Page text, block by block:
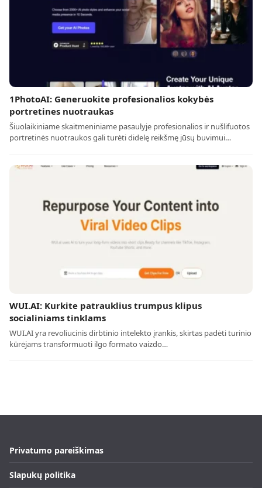
1PhotoAI: Generuokite profesionalios kokybės
portretines nuotraukas
Šiuolaikiniame skaitmeniniame pasaulyje profesionalios ir nušlifuotos
portretinės nuotraukos gali turėti didelę reikšmę jūsų buvimui…
WUI.AI: Kurkite patrauklius trumpus klipus
socialiniams tinklams
WUI.AI yra revoliucinis dirbtinio intelekto įrankis, skirtas padėti turinio
kūrėjams transformuoti ilgo formato vaizdo…
Privatumo pareiškimas
Slapukų politika